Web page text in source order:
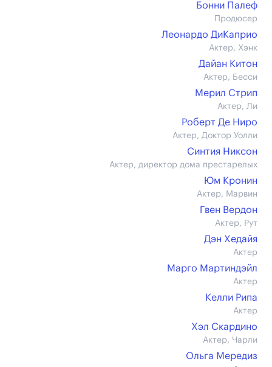
Бонни Палеф
Продюсер
Леонардо ДиКаприо
Актер, Хэнк
Дайан Китон
Актер, Бесси
Мерил Стрип
Актер, Ли
Роберт Де Ниро
Актер, Доктор Уолли
Синтия Никсон
Актер, директор дома престарелых
Юм Кронин
Актер, Марвин
Гвен Вердон
Актер, Рут
Дэн Хедайя
Актер
Марго Мартиндэйл
Актер
Келли Рипа
Актер
Хэл Скардино
Актер, Чарли
Ольга Мередиз